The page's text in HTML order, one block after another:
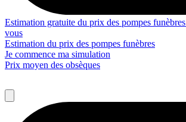
Estimation gratuite du prix des pompes
vous
Estimation du prix des pompes funèbres
Je commence ma simulation
Prix moyen des obsèques